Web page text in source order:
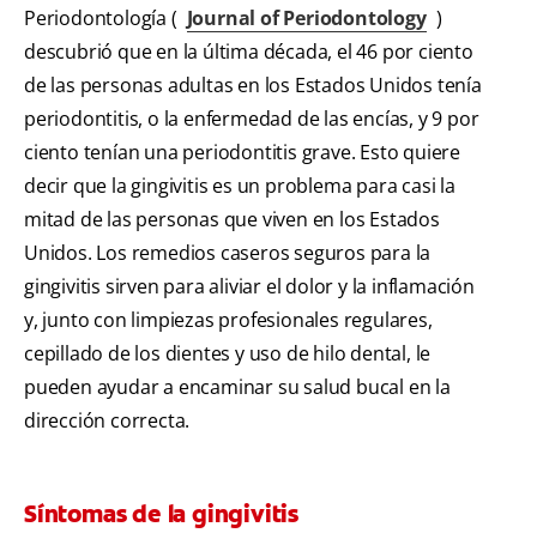
Periodontología ( Journal of Periodontology )
descubrió que en la última década, el 46 por ciento
de las personas adultas en los Estados Unidos tenía
periodontitis, o la enfermedad de las encías, y 9 por
ciento tenían una periodontitis grave. Esto quiere
decir que la gingivitis es un problema para casi la
mitad de las personas que viven en los Estados
Unidos. Los remedios caseros seguros para la
gingivitis sirven para aliviar el dolor y la inflamación
y, junto con limpiezas profesionales regulares,
cepillado de los dientes y uso de hilo dental, le
pueden ayudar a encaminar su salud bucal en la
dirección correcta.
Síntomas de la gingivitis